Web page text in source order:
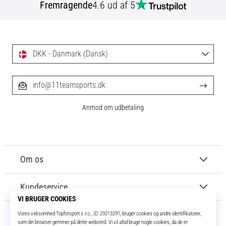
Fremragende4.6 ud af 5
Om os
Kundeservice
DKK - Danmark (Dansk)
info@11teamsports.dk
Anmod om udbetaling